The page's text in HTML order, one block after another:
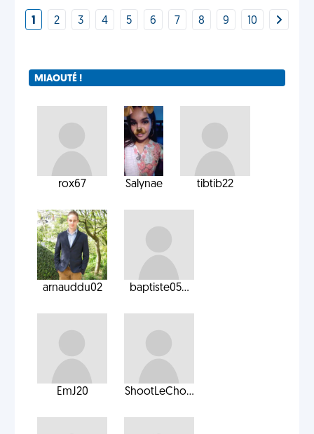
1 2 3 4 5 6 7 8 9 10
MIAOUTÉ !
rox67 Salynae tibtib22
arnauddu02 baptiste05...
EmJ20 ShootLeCho...